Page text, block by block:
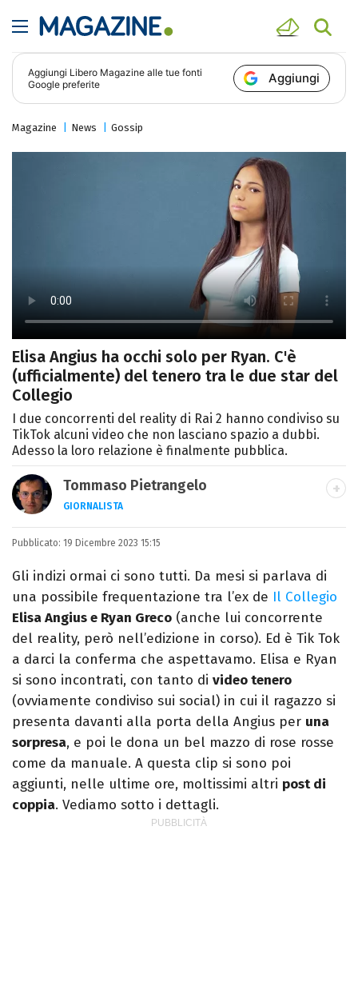
Aggiungi Libero Magazine alle tue fonti
Google preferite
Aggiungi
Magazine News Gossip
Elisa Angius ha occhi solo per Ryan. C'è
(ufficialmente) del tenero tra le due star del
Collegio
I due concorrenti del reality di Rai 2 hanno condiviso su
TikTok alcuni video che non lasciano spazio a dubbi.
Adesso la loro relazione è finalmente pubblica.
Tommaso Pietrangelo
GIORNALISTA
Autore, giornalista, cantautore. Laureato in
cinema, poesia e Shakespeare. Scrive
canzoni e ama i gatti.
Pubblicato: 19 Dicembre 2023 15:15
Gli indizi ormai ci sono tutti. Da mesi si parlava di
una possibile frequentazione tra l’ex de Il Collegio
Elisa Angius e Ryan Greco (anche lui concorrente
del reality, però nell’edizione in corso). Ed è Tik Tok
a darci la conferma che aspettavamo. Elisa e Ryan
si sono incontrati, con tanto di video tenero
(ovviamente condiviso sui social) in cui il ragazzo si
presenta davanti alla porta della Angius per una
sorpresa, e poi le dona un bel mazzo di rose rosse
come da manuale. A questa clip si sono poi
aggiunti, nelle ultime ore, moltissimi altri post di
coppia. Vediamo sotto i dettagli.